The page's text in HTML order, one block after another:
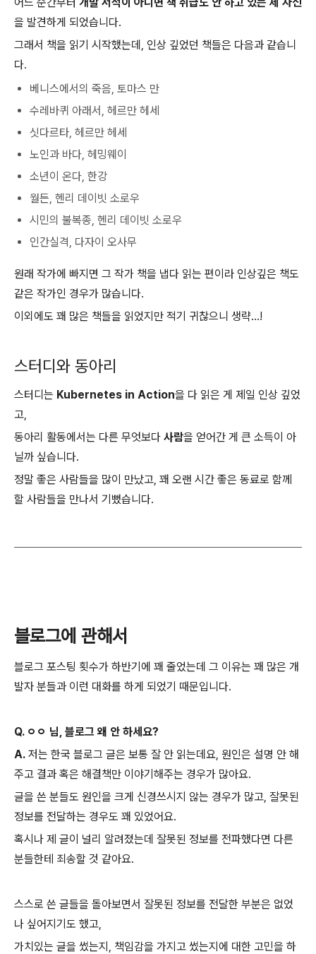
을 발견하게 되었습니다.
그래서 책을 읽기 시작했는데, 인상 깊었던 책들은 다음과 같습니
다.
베니스에서의 죽음, 토마스 만
수레바퀴 아래서, 헤르만 헤세
싯다르타, 헤르만 헤세
노인과 바다, 헤밍웨이
소년이 온다, 한강
월든, 헨리 데이빗 소로우
시민의 불복종, 헨리 데이빗 소로우
인간실격, 다자이 오사무
원래 작가에 빠지면 그 작가 책을 냅다 읽는 편이라 인상깊은 책도
같은 작가인 경우가 많습니다.
이외에도 꽤 많은 책들을 읽었지만 적기 귀찮으니 생략...!
스터디와 동아리
스터디는 Kubernetes in Action을 다 읽은 게 제일 인상 깊었
고,
동아리 활동에서는 다른 무엇보다 사람을 얻어간 게 큰 소득이 아
닐까 싶습니다.
정말 좋은 사람들을 많이 만났고, 꽤 오랜 시간 좋은 동료로 함께
할 사람들을 만나서 기뻤습니다.
블로그에 관해서
블로그 포스팅 횟수가 하반기에 꽤 줄었는데 그 이유는 꽤 많은 개
발자 분들과 이런 대화를 하게 되었기 때문입니다.
Q. ㅇㅇ 님, 블로그 왜 안 하세요?
A. 저는 한국 블로그 글은 보통 잘 안 읽는데요, 원인은 설명 안 해
주고 결과 혹은 해결책만 이야기해주는 경우가 많아요.
글을 쓴 분들도 원인을 크게 신경쓰시지 않는 경우가 많고, 잘못된
정보를 전달하는 경우도 꽤 있었어요.
혹시나 제 글이 널리 알려졌는데 잘못된 정보를 전파했다면 다른
분들한테 죄송할 것 같아요.
스스로 쓴 글들을 돌아보면서 잘못된 정보를 전달한 부분은 없었
나 싶어지기도 했고,
가치있는 글을 썼는지, 책임감을 가지고 썼는지에 대한 고민을 하